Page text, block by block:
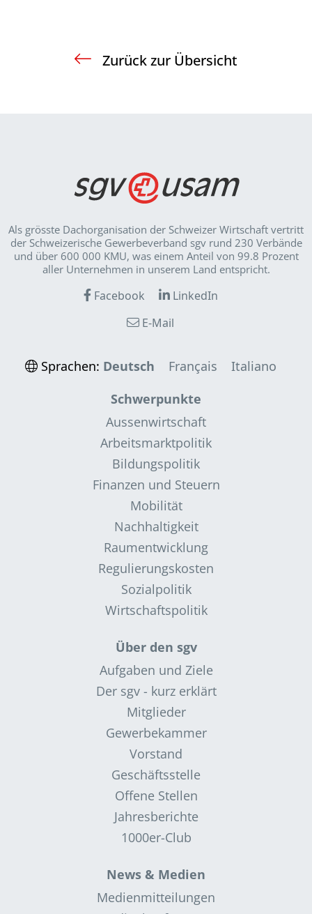
Zurück zur Übersicht
Als grösste Dachorganisation der Schweizer Wirt­schaft vertritt
der Schweizerische Gewerbeverband sgv rund 230 Verbände
und über 600 000 KMU, was einem Anteil von 99.8 Prozent
aller Unternehmen in unserem Land entspricht.
Facebook
LinkedIn
E-Mail
Sprachen: Deutsch Français
Italiano
Schwerpunkte
Aussenwirtschaft
Arbeitsmarktpolitik
Bildungspolitik
Finanzen und Steuern
Mobilität
Nachhaltigkeit
Raumentwicklung
Regulierungskosten
Sozialpolitik
Wirtschaftspolitik
Über den sgv
Aufgaben und Ziele
Der sgv - kurz erklärt
Mitglieder
Gewerbekammer
Vorstand
Geschäftsstelle
Offene Stellen
Jahresberichte
1000er-Club
News & Medien
Medienmitteilungen